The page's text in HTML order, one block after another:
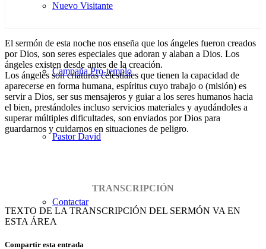
Nuevo Visitante
Campaña Pro-templo
Pastor David
Contactar
El sermón de esta noche nos enseña que los ángeles fueron creados
por Dios, son seres especiales que adoran y alaban a Dios. Los
ángeles existen desde antes de la creación.
Los ángeles son criaturas celestiales que tienen la capacidad de
aparecerse en forma humana, espíritus cuyo trabajo o (misión) es
servir a Dios, ser sus mensajeros y guiar a los seres humanos hacia
el bien, prestándoles incluso servicios materiales y ayudándoles a
superar múltiples dificultades, son enviados por Dios para
guardarnos y cuidarnos en situaciones de peligro.
TRANSCRIPCIÓN
TEXTO DE LA TRANSCRIPCIÓN DEL SERMÓN VA EN
ESTA ÁREA
Compartir esta entrada